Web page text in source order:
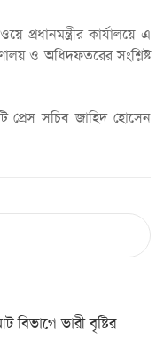
প্রধানমন্ত্রীর কার্যালয়ে এ
ও অধিদফতরের সংশ্লিষ্ট
প্রেস সচিব জাহিদ হোসেন
বিভাগে ভারী বৃষ্টির